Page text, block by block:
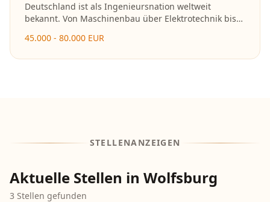
Deutschland ist als Ingenieursnation weltweit
bekannt. Von Maschinenbau über Elektrotechnik bis
die Zukunft und gehören zu den bestbezahlten
45.000 - 80.000 EUR
STELLENANZEIGEN
Aktuelle Stellen in Wolfsburg
3 Stellen gefunden